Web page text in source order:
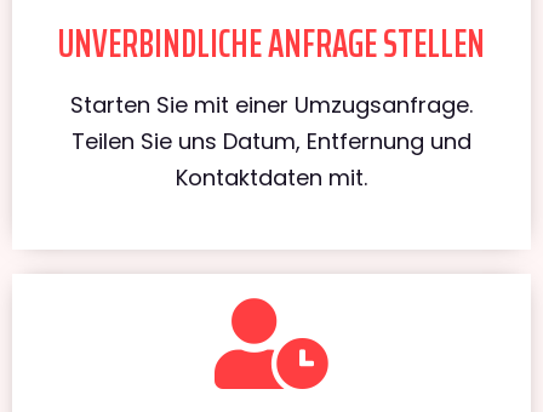
UNVERBINDLICHE ANFRAGE STELLEN
Starten Sie mit einer Umzugsanfrage.
Teilen Sie uns Datum, Entfernung und
Kontaktdaten mit.